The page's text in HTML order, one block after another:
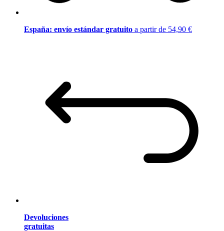
España: envío estándar gratuito a partir de 54,90 €
Devoluciones
gratuitas